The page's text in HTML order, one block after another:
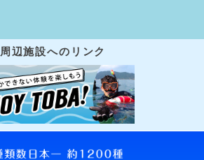
周辺施設へのリンク